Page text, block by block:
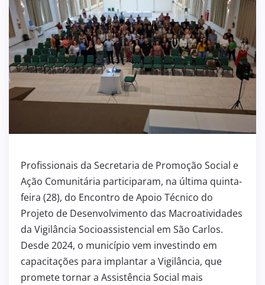
Profissionais da Secretaria de Promoção Social e
Ação Comunitária participaram, na última quinta-
feira (28), do Encontro de Apoio Técnico do
Projeto de Desenvolvimento das Macroatividades
da Vigilância Socioassistencial em São Carlos.
Desde 2024, o município vem investindo em
capacitações para implantar a Vigilância, que
promete tornar a Assistência Social mais